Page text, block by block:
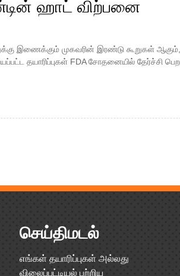
ஹாட் விற்பனை
இணைக்கும் முகவரின் இரண்டு கூறுகள்
தயாரிப்புகள் FDA சோதனையில் தேர்ச்சி
செய்திமடல்
எங்கள் தயாரிப்புகள் அல்லது
விலைப்பட்டியல் பற்றிய